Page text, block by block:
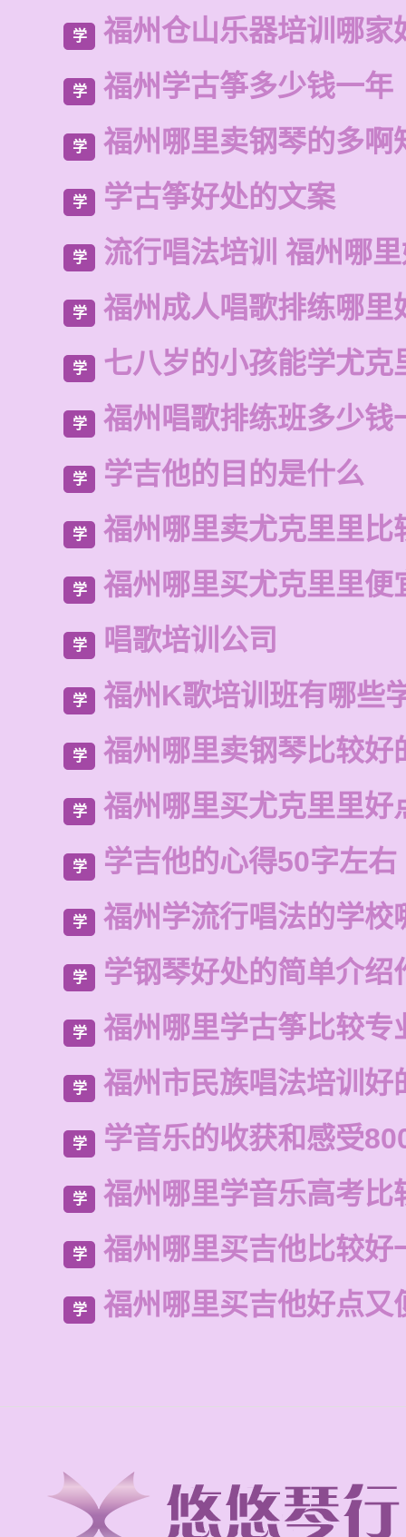
学 福州仓山乐器培训哪家
学 福州学古筝多少钱一年
学 福州哪里卖钢琴的多啊
学 学古筝好处的文案
学 流行唱法培训 福州哪
学 福州成人唱歌排练哪里
学 七八岁的小孩能学尤克
学 福州唱歌排练班多少钱
学 学吉他的目的是什么
学 福州哪里卖尤克里里比
学 福州哪里买尤克里里便
学 唱歌培训公司
学 福州K歌培训班有哪些
学 福州哪里卖钢琴比较好
学 福州哪里买尤克里里好
学 学吉他的心得50字左右
学 福州学流行唱法的学校
学 学钢琴好处的简单介绍
学 福州哪里学古筝比较专
学 福州市民族唱法培训好
学 学音乐的收获和感受
学 福州哪里学音乐高考比
学 福州哪里买吉他比较好
学 福州哪里买吉他好点又